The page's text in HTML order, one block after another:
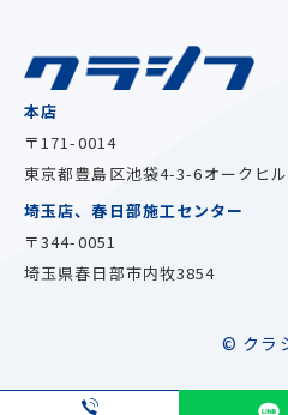
本店
〒171-0014
東京都豊島区池袋4-3-6オークヒ
埼玉店、春日部施工センター
〒344-0051
埼玉県春日部市内牧3854
© クラ